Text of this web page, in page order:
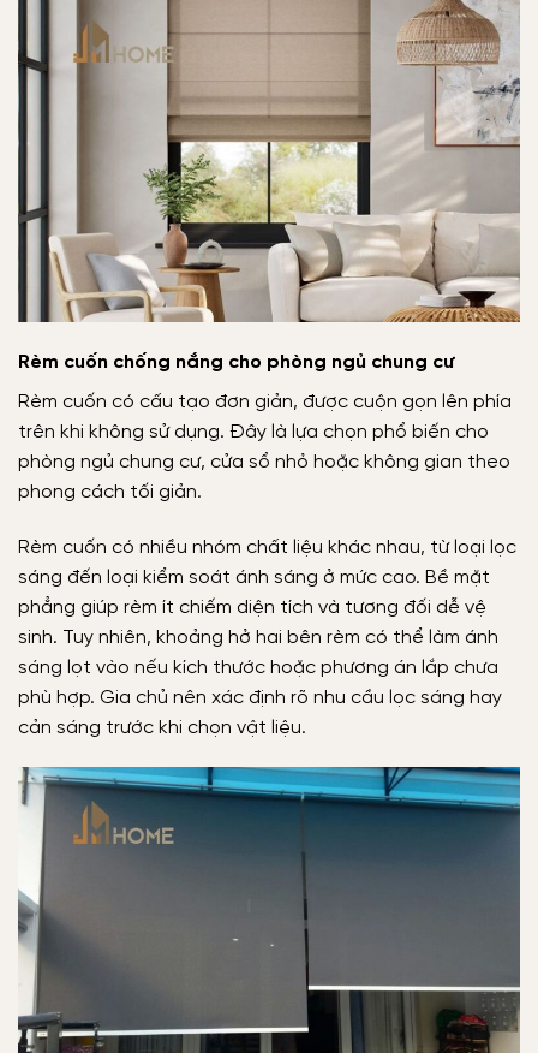
Rèm cuốn chống nắng cho phòng ngủ chung cư
Rèm cuốn có cấu tạo đơn giản, được cuộn gọn lên phía
trên khi không sử dụng. Đây là lựa chọn phổ biến cho
phòng ngủ chung cư, cửa sổ nhỏ hoặc không gian theo
phong cách tối giản.
Rèm cuốn có nhiều nhóm chất liệu khác nhau, từ loại lọc
sáng đến loại kiểm soát ánh sáng ở mức cao. Bề mặt
phẳng giúp rèm ít chiếm diện tích và tương đối dễ vệ
sinh. Tuy nhiên, khoảng hở hai bên rèm có thể làm ánh
sáng lọt vào nếu kích thước hoặc phương án lắp chưa
phù hợp. Gia chủ nên xác định rõ nhu cầu lọc sáng hay
cản sáng trước khi chọn vật liệu.